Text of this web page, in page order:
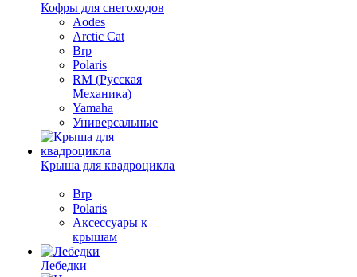
Кофры для снегоходов
Aodes
Arctic Cat
Brp
Polaris
RM (Русская
Механика)
Yamaha
Универсальные
Крыша для квадроцикла
Brp
Polaris
Аксессуары к
крышам
Лебедки